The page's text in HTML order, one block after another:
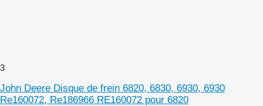
3
John Deere Disque de frein 6820, 6830, 6930, 6930
Re160072, Re186966 RE160072 pour 6820